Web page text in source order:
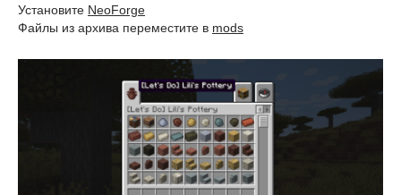
Установите NeoForge
Файлы из архива переместите в mods